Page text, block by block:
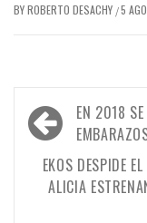
BYROBERTO DESACHY /5
Navegación
de
entradas
EN 2018
EKOS DESPIDE
ALICIA